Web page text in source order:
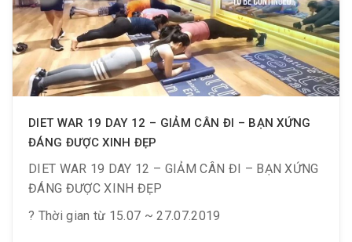
DIET WAR 19 DAY 12 – GIẢM CÂN ĐI – BẠN XỨNG
ĐÁNG ĐƯỢC XINH ĐẸP
DIET WAR 19 DAY 12 – GIẢM CÂN ĐI – BẠN XỨNG
ĐÁNG ĐƯỢC XINH ĐẸP
? Thời gian từ 15.07 ~ 27.07.2019